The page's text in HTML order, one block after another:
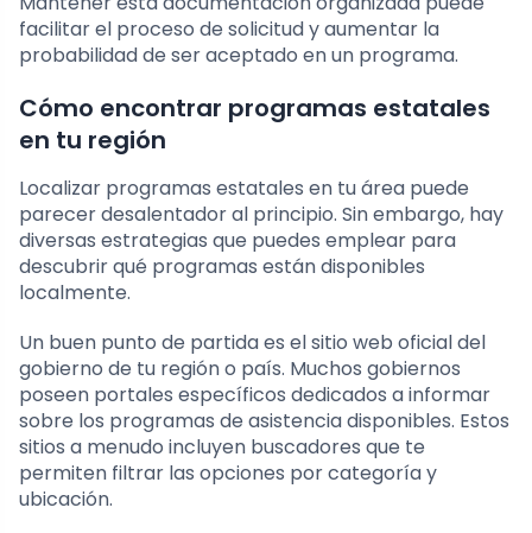
facilitar el proceso de solicitud y aumentar la
probabilidad de ser aceptado en un programa.
Cómo encontrar programas estatales
en tu región
Localizar programas estatales en tu área puede
parecer desalentador al principio. Sin embargo, hay
diversas estrategias que puedes emplear para
descubrir qué programas están disponibles
localmente.
Un buen punto de partida es el sitio web oficial del
gobierno de tu región o país. Muchos gobiernos
poseen portales específicos dedicados a informar
sobre los programas de asistencia disponibles. Estos
sitios a menudo incluyen buscadores que te
permiten filtrar las opciones por categoría y
ubicación.